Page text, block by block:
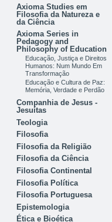
Axioma Studies em
Filosofia da Natureza e
da Ciência
Axioma Series in
Pedagogy and
Philosophy of Education
Educação, Justiça e Direitos
Humanos: Num Mundo Em
Transformação
Educação e Cultura de Paz:
Memória, Verdade e Perdão
Companhia de Jesus -
Jesuítas
Teologia
Filosofia
Filosofia da Religião
Filosofia da Ciência
Filosofia Continental
Filosofia Política
Filosofia Portuguesa
Epistemologia
Ética e Bioética